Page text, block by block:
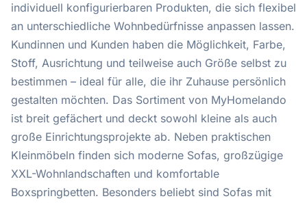
individuell konfigurierbaren Produkten, die sich flexibel
an unterschiedliche Wohnbedürfnisse anpassen lassen.
Kundinnen und Kunden haben die Möglichkeit, Farbe,
Stoff, Ausrichtung und teilweise auch Größe selbst zu
bestimmen – ideal für alle, die ihr Zuhause persönlich
gestalten möchten. Das Sortiment von MyHomelando
ist breit gefächert und deckt sowohl kleine als auch
große Einrichtungsprojekte ab. Neben praktischen
Kleinmöbeln finden sich moderne Sofas, großzügige
XXL-Wohnlandschaften und komfortable
Boxspringbetten. Besonders beliebt sind Sofas mit